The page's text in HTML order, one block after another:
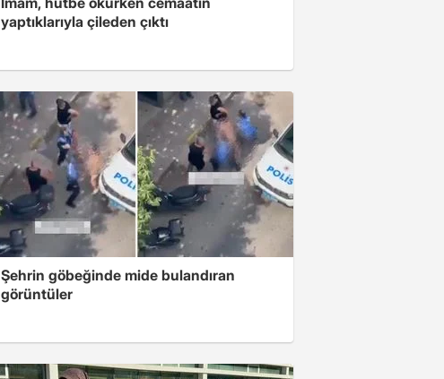
yaptıklarıyla çileden çıktı
Şehrin göbeğinde mide bulandıran
görüntüler